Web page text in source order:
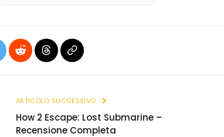
Reddit ThreadsCopia
ARTICOLO SUCCESSIVO
How 2 Escape: Lost Submarine –
Recensione Completa